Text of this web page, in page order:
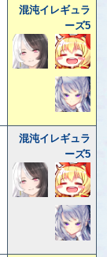
混沌イレギュラ
ーズ5
混沌イレギュラ
ーズ5